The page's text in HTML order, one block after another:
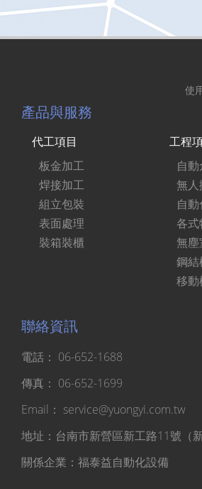
使
產品與服務
代工項目
板金加工
焊接加工
組立包裝
表面處理
裝箱裝櫃
工程
自
無
自
各式
無塵
鋼結
移動
聯絡資訊
電話： 06-652-1688
傳真： 06-652-1699
Email： service@yuongyi.com.tw
地址：台南市新營區新工路11號（
關係企業： 福泰益自動化設備